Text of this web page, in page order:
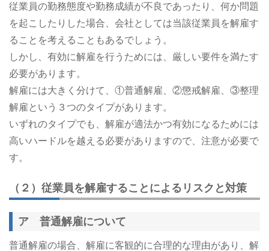
従業員の勤務態度や勤務成績が不良であったり、何か問題
を起こしたりした場合、会社としては当該従業員を解雇す
ることを考えることもあるでしょう。
しかし、有効に解雇を行うためには、厳しい要件を満たす
必要があります。
解雇には大きく分けて、①普通解雇、②懲戒解雇、③整理
解雇という３つのタイプがあります。
いずれのタイプでも、解雇が適法かつ有効になるためには
高いハードルを越える必要がありますので、注意が必要で
す。
（２）従業員を解雇することによるリスクと対策
ア 普通解雇について
普通解雇の場合、解雇に客観的に合理的な理由があり、解